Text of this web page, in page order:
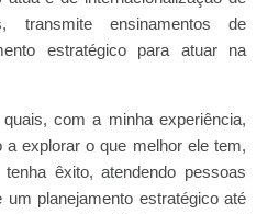
transmite ensinamentos de
estratégico para atuar na
com a minha experiência,
a explorar o que melhor ele tem,
êxito, atendendo pessoas
planejamento estratégico até